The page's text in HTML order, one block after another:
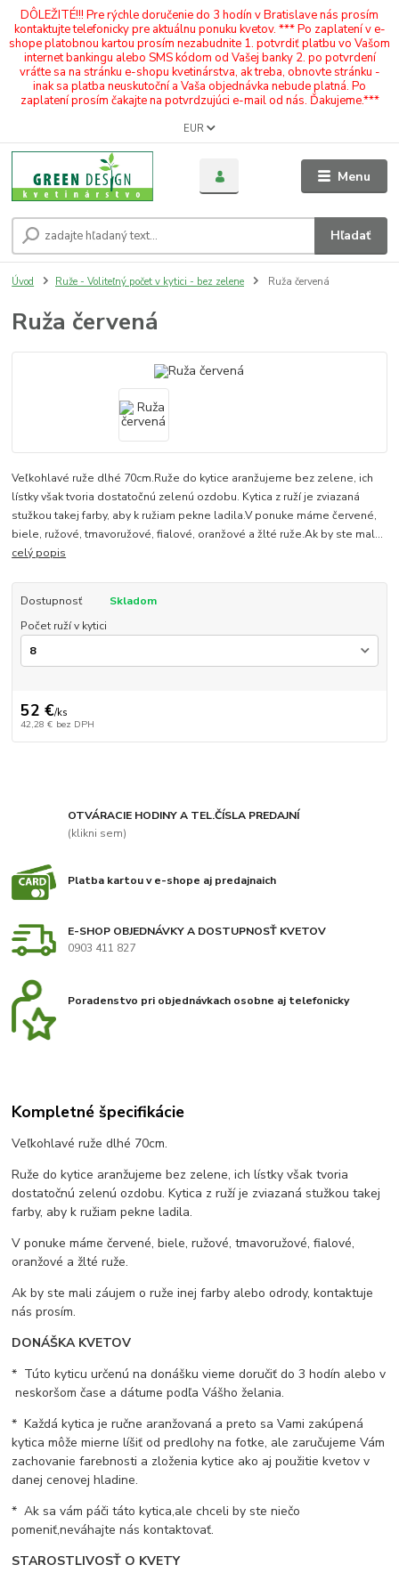
DÔLEŽITÉ!!! Pre rýchle doručenie do 3 hodín v Bratislave nás prosím
kontaktujte telefonicky pre aktuálnu ponuku kvetov. *** Po zaplatení v e-
shope platobnou kartou prosím nezabudnite 1. potvrdiť platbu vo Vašom
internet bankingu alebo SMS kódom od Vašej banky 2. po potvrdení
vráťte sa na stránku e-shopu kvetinárstva, ak treba, obnovte stránku -
inak sa platba neuskutoční a Vaša objednávka nebude platná. Po
zaplatení prosím čakajte na potvrdzujúci e-mail od nás. Ďakujeme.***
Menu
EUR
Hľadať
Úvod Ruže - Voliteľný počet v kytici - bez zelene Ruža červená
Ruža červená
Veľkohlavé ruže dlhé 70cm.Ruže do kytice aranžujeme bez zelene, ich
lístky však tvoria dostatočnú zelenú ozdobu. Kytica z ruží je zviazaná
stužkou takej farby, aby k ružiam pekne ladila.V ponuke máme červené,
biele, ružové, tmavoružové, fialové, oranžové a žlté ruže.Ak by ste mal...
celý popis
Dostupnosť
Skladom
Počet ruží v kytici
52 €/ks
42,28 € bez DPH
OTVÁRACIE HODINY A TEL.ČÍSLA PREDAJNÍ
(klikni sem)
Platba kartou v e-shope aj predajnaich
E-SHOP OBJEDNÁVKY A DOSTUPNOSŤ KVETOV
0903 411 827
Poradenstvo pri objednávkach osobne aj telefonicky
Kompletné špecifikácie
Veľkohlavé ruže dlhé 70cm.
Ruže do kytice aranžujeme bez zelene, ich lístky však tvoria
dostatočnú zelenú ozdobu. Kytica z ruží je zviazaná stužkou takej
farby, aby k ružiam pekne ladila.
V ponuke máme červené, biele, ružové, tmavoružové, fialové,
oranžové a žlté ruže.
Ak by ste mali záujem o ruže inej farby alebo odrody, kontaktuje
nás prosím.
DONÁŠKA KVETOV
* Túto kyticu určenú na donášku vieme doručiť do 3 hodín alebo v
neskoršom čase a dátume podľa Vášho želania.
* Každá kytica je ručne aranžovaná a preto sa Vami zakúpená
kytica môže mierne líšiť od predlohy na fotke, ale zaručujeme Vám
zachovanie farebnosti a zloženia kytice ako aj použitie kvetov v
danej cenovej hladine.
* Ak sa vám páči táto kytica,ale chceli by ste niečo
pomeniť,neváhajte nás kontaktovať.
STAROSTLIVOSŤ O KVETY